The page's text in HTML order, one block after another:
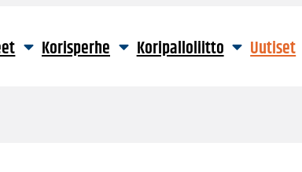
Korisperhe Koripalloliitto Uutiset